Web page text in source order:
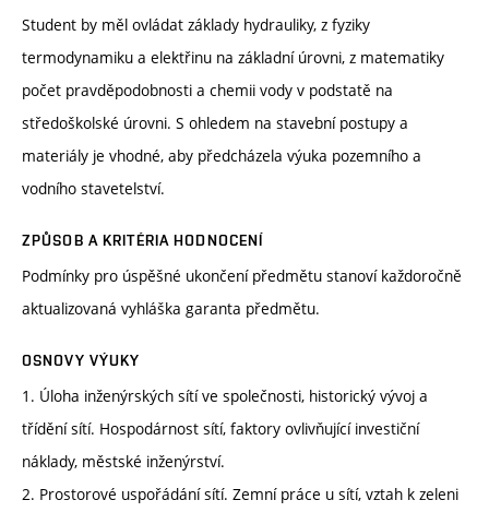
Student by měl ovládat základy hydrauliky, z fyziky
termodynamiku a elektřinu na základní úrovni, z matematiky
počet pravděpodobnosti a chemii vody v podstatě na
středoškolské úrovni. S ohledem na stavební postupy a
materiály je vhodné, aby předcházela výuka pozemního a
vodního stavetelství.
ZPŮSOB A KRITÉRIA HODNOCENÍ
Podmínky pro úspěšné ukončení předmětu stanoví každoročně
aktualizovaná vyhláška garanta předmětu.
OSNOVY VÝUKY
1. Úloha inženýrských sítí ve společnosti, historický vývoj a
třídění sítí. Hospodárnost sítí, faktory ovlivňující investiční
náklady, městské inženýrství.
2. Prostorové uspořádání sítí. Zemní práce u sítí, vztah k zeleni